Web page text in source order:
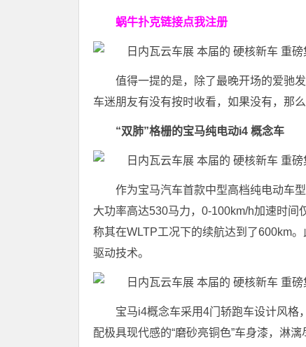
蜗牛扑克链接点我注册
值得一提的是，除了最晚开场的爱驰
车迷朋友有没有按时收看，如果没有，那
“双肺”格栅的宝马纯电动i4 概念车
作为宝马汽车首款中型高档纯电动车
大功率高达530马力，0-100km/h加速时
称其在WLTP工况下的续航达到了600km
驱动技术。
宝马i4概念车采用4门轿跑车设计风格
配极具现代感的“磨砂亮铜色”车身漆，淋